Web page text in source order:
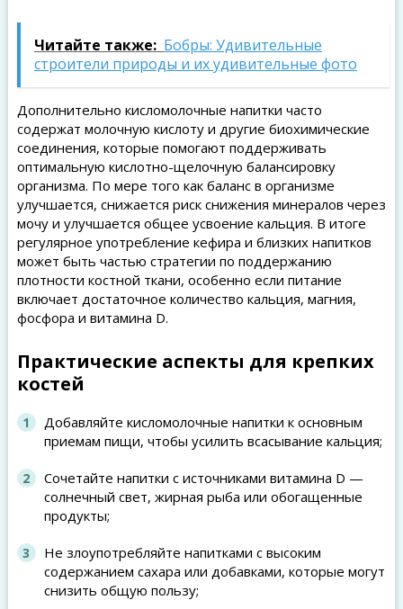
Читайте также: Бобры: Удивительные
строители природы и их удивительные фото
Дополнительно кисломолочные напитки часто
содержат молочную кислоту и другие биохимические
соединения, которые помогают поддерживать
оптимальную кислотно-щелочную балансировку
организма. По мере того как баланс в организме
улучшается, снижается риск снижения минералов через
мочу и улучшается общее усвоение кальция. В итоге
регулярное употребление кефира и близких напитков
может быть частью стратегии по поддержанию
плотности костной ткани, особенно если питание
включает достаточное количество кальция, магния,
фосфора и витамина D.
Практические аспекты для крепких
костей
Добавляйте кисломолочные напитки к основным
приемам пищи, чтобы усилить всасывание кальция;
Сочетайте напитки с источниками витамина D —
солнечный свет, жирная рыба или обогащенные
продукты;
Не злоупотребляйте напитками с высоким
содержанием сахара или добавками, которые могут
снизить общую пользу;